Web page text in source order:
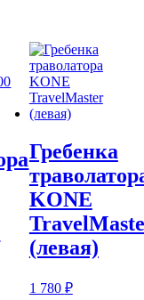
Гребенка
KONE
(левая)
1 780 ₽